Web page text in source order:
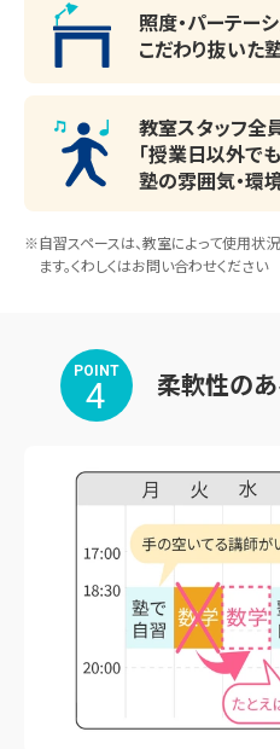
照度・パーテーシ
こだわり抜いた
教室スタッフ全
「授業日以外で
塾の雰囲気・環
※自習スペースは、教室によって使用状
ます。くわしくはお問い合わせください
POINT
4 柔軟性の